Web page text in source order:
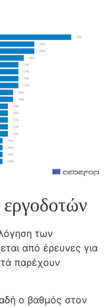
των
από έρευνες για
παρέχουν
ο βαθμός στον